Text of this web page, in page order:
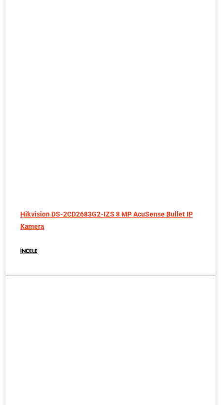
Hikvision DS-2CD2683G2-IZS 8 MP AcuSense Bullet IP
Kamera
İNCELE